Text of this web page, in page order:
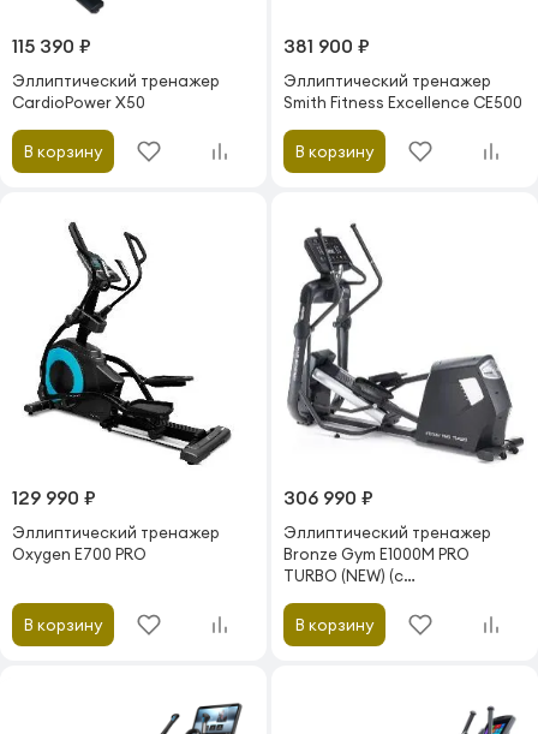
115 390 ₽
Эллиптический тренажер
CardioPower X50
В корзину
381 900 ₽
Эллиптический тренажер
Smith Fitness Excellence CE500
В корзину
129 990 ₽
Эллиптический тренажер
Oxygen E700 PRO
В корзину
306 990 ₽
Эллиптический тренажер
Bronze Gym E1000M PRO
TURBO (NEW) (с
В корзину